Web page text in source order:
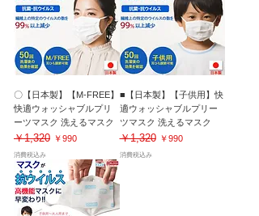
〇【日本製】【M-FREE】
快適ウォッシャブルプリ
ーツマスク 洗えるマスク
通常価格
￥1,320 セール価格
￥990
消費税込み
■【日本製】【子供用】快
適ウォッシャブルプリー
ツマスク 洗えるマスク
通常価格
￥1,320 セール価格
￥990
消費税込み